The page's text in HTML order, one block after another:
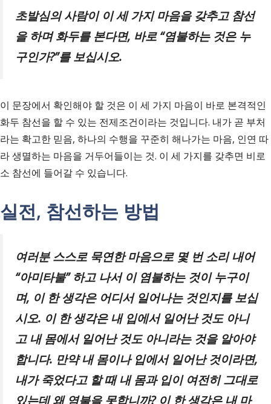
초발심의 사람이 이 세 가지 마음을 갖추고 참선
을 하며 화두를 본다면, 바로“염불하는 것은 누
구인가?”를 보십시오.
이 문장에서 확인해야 할 것은 이 세 가지 마음이 바로 본격적인
화두 참선을 할 수 있는 전제조건이라는 것입니다. 내가 곧 부처
라는 확고한 믿음, 하나의 수행을 꾸준히 해나가는 마음, 인연 따
라 생멸하는 마음을 거두어들이는 것. 이 세 가지를 갖추면 비로
소 참선에 들어갈 수 있습니다.
실전, 참선하는 방법
여러분 스스로 묵연한 마음으로 몇 번 소리 내어
“아미타불” 하고 나서 이 염불하는 것이 누구이
며, 이 한 생각은 어디서 일어나는 것인지를 보십
시오. 이 한 생각은 내 입에서 일어난 것도 아니
고 내 몸에서 일어난 것도 아니라는 것을 알아야
합니다. 만약 내 몸이나 입에서 일어난 것이라면,
내가 죽었다고 할 때 내 몸과 입이 여전히 그대로
있는데 왜 염불을 못합니까? 이 한 생각은 내 마